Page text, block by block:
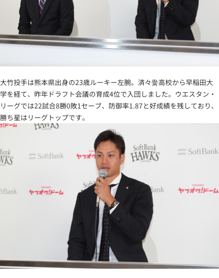
大竹投手は熊本県出身の23歳ルーキー左腕。済々黌高校から早稲田大
学を経て、昨年ドラフト会議の育成4位で入団しました。ウエスタン・
リーグでは22試合8勝0敗1セーブ、防御率1.87と好成績を残しており、
勝ち星はリーグトップです。